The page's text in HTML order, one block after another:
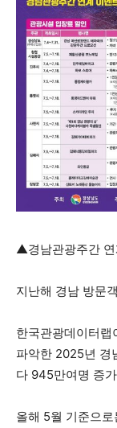
▲경남관광주간 연
지난해 경남 방문
한국관광데이터랩
파악한 2025년 경
다 945만여명 증
올해 5월 기준으